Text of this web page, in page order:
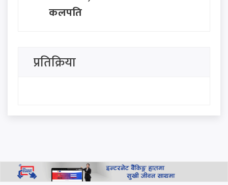
कुलपति
कडाइ: 'बर्थ टुरिज्म' रोक्न दुई नयाँ
आदेश जारी
खरिदमा भाग्य चम्कियो : १० लाख
सहभागी नहुने राप्रपाको निर्णय
प्रतिक्रिया